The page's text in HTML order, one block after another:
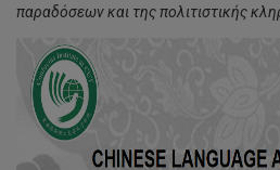
παραδόσεων και της πολιτιστικής